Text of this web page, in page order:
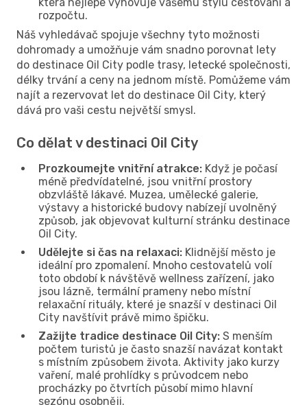
rozpočtu.
Náš vyhledávač spojuje všechny tyto možnosti
dohromady a umožňuje vám snadno porovnat lety
do destinace Oil City podle trasy, letecké společnosti,
délky trvání a ceny na jednom místě. Pomůžeme vám
najít a rezervovat let do destinace Oil City, který
dává pro vaši cestu největší smysl.
Co dělat v destinaci Oil City
Prozkoumejte vnitřní atrakce: Když je počasí
méně předvídatelné, jsou vnitřní prostory
obzvláště lákavé. Muzea, umělecké galerie,
výstavy a historické budovy nabízejí uvolněný
způsob, jak objevovat kulturní stránku destinace
Oil City.
Udělejte si čas na relaxaci: Klidnější město je
ideální pro zpomalení. Mnoho cestovatelů volí
toto období k návštěvě wellness zařízení, jako
jsou lázně, termální prameny nebo místní
relaxační rituály, které je snazší v destinaci Oil
City navštívit právě mimo špičku.
Zažijte tradice destinace Oil City: S menším
počtem turistů je často snazší navázat kontakt
s místním způsobem života. Aktivity jako kurzy
vaření, malé prohlídky s průvodcem nebo
procházky po čtvrtích působí mimo hlavní
sezónu osobněji.